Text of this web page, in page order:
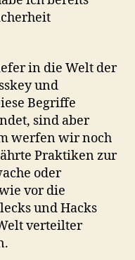
in die Welt der
und
Begriffe
sind aber
werfen wir noch
Praktiken zur
oder
vor die
und Hacks
verteilter